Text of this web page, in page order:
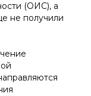
(ОИС), а
не получили